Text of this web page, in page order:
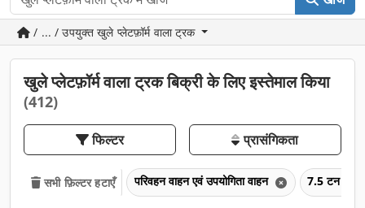
/ ... / उपयुक्त खुले प्लेटफ़ॉर्म वाला ट्रक
खुले प्लेटफ़ॉर्म वाला ट्रक बिक्री के लिए इस्तेमाल किया
(412)
फिल्टर प्रासंगिकता
सभी फ़िल्टर हटाएँ परिवहन वाहन एवं उपयोगिता वाहन 7.5 टन से